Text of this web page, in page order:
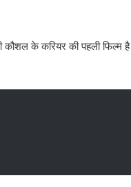
कौशल के करियर की पहली